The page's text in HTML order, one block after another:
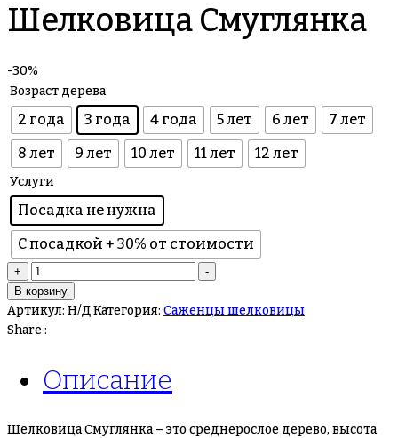
Шелковица Смуглянка
-30%
Возраст дерева
2 года 3 года 4 года 5 лет 6 лет
7 лет
8 лет
9 лет 10 лет 11 лет 12 лет
Услуги
Посадка не нужна
С посадкой + 30% от стоимости
+
Количество
товара
Шелковица
Смуглянка
-
В корзину
Артикул: Н/ДКатегория: Саженцы шелковицы
Share :
Описание
Шелковица Смуглянка – это среднерослое дерево, высота